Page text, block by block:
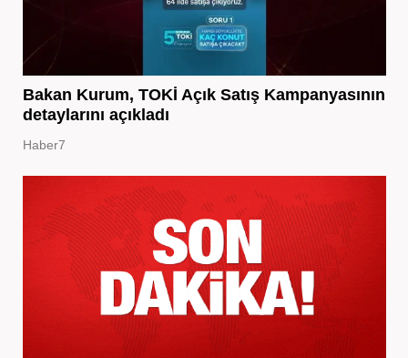
Bakan Kurum, TOKİ Açık Satış Kampanyasının
detaylarını açıkladı
Haber7